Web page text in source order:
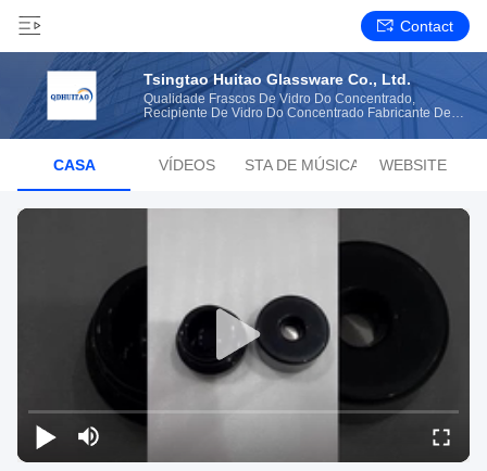
Contact
Tsingtao Huitao Glassware Co., Ltd.
Qualidade Frascos De Vidro Do Concentrado,
Recipiente De Vidro Do Concentrado Fabricante De
CASA VÍDEOS LISTA DE MÚSICAS WEBSITE